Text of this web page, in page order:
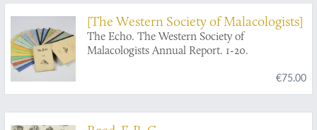
[The Western Society of Malacologists]
The Echo. The Western Society of
Malacologists Annual Report. 1-20.
€75.00